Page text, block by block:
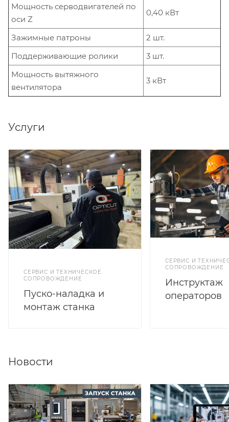
Мощность серводвигателей по
оси Z
0,40 кВт
Зажимные патроны
2 шт.
Поддерживающие ролики
3 шт.
Мощность вытяжного
вентилятора
3 кВт
Услуги
СЕРВИС И ТЕХНИЧЕСКОЕ
СОПРОВОЖДЕНИЕ
Пуско-наладка и
монтаж станка
СЕРВИС И
СОПРОВОЖДЕНИЕ
Инструктаж
операторов
Новости